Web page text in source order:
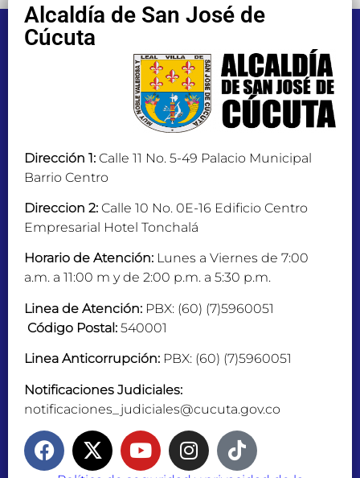
Alcaldía de San José de
Cúcuta
Dirección 1: Calle 11 No. 5-49 Palacio Municipal
Barrio Centro
Direccion 2: Calle 10 No. 0E-16 Edificio Centro
Empresarial Hotel Tonchalá
Horario de Atención: Lunes a Viernes de 7:00
a.m. a 11:00 m y de 2:00 p.m. a 5:30 p.m.
Linea de Atención: PBX: (60) (7)5960051
Código Postal: 540001
Linea Anticorrupción: PBX: (60) (7)5960051
Notificaciones Judiciales:
notificaciones_judiciales@cucuta.gov.co